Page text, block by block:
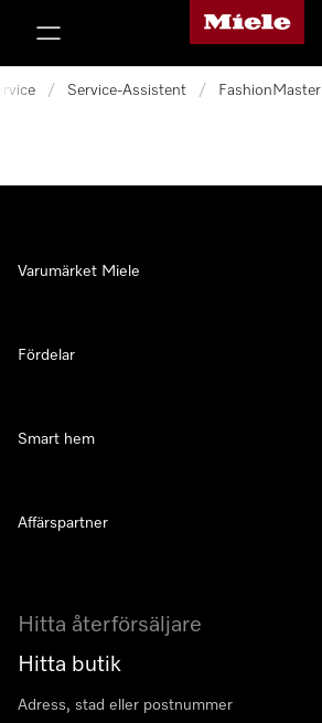
Mieles hemsida
/ Service-Assistent / FashionMaster
Hitta återförsäljare
Hitta butik
Varumärket Miele
Fördelar
Smart hem
Affärspartner